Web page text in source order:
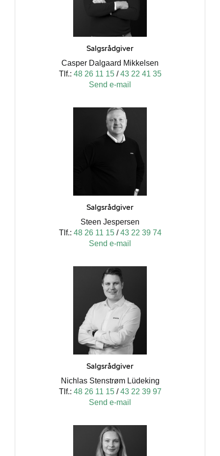
Salgsrådgiver
Casper Dalgaard Mikkelsen
Tlf.: 48 26 11 15/43 22 41 35
Send e-mail
Salgsrådgiver
Steen Jespersen
Tlf.: 48 26 11 15/43 22 39 74
Send e-mail
Salgsrådgiver
Nichlas Stenstrøm Lüdeking
Tlf.: 48 26 11 15/43 22 39 97
Send e-mail